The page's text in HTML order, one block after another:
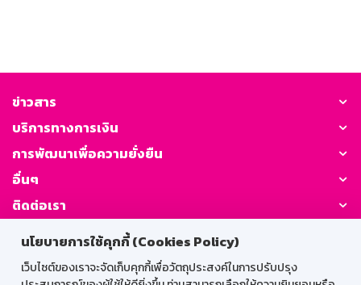
นโยบายการใช้คุกกี้ (Cookies Policy)
เว็บไซต์ของเราจะจัดเก็บคุกกี้เพื่อวัตถุประสงค์ในการปรับปรุง
ข่าวสาร
บริการทางการเงิน
การพัฒนาเพื่อความยั่งยืน
อื่นๆ
ติดต่อเรา
GSB Society: